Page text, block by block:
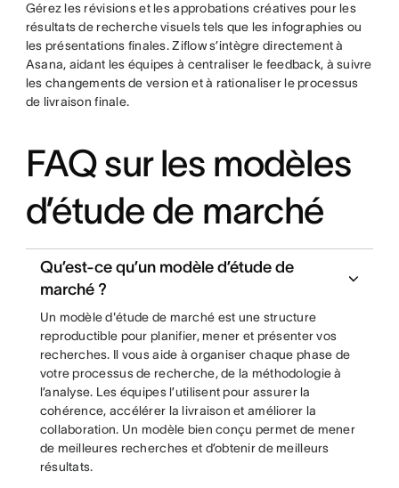
Gérez les révisions et les approbations créatives pour les
résultats de recherche visuels tels que les infographies ou
les présentations finales. Ziflow s’intègre directement à
Asana, aidant les équipes à centraliser le feedback, à suivre
les changements de version et à rationaliser le processus
de livraison finale.
FAQ sur les modèles
d’étude de marché
Qu’est-ce qu’un modèle d’étude de
marché ?
Un modèle d'étude de marché est une structure
reproductible pour planifier, mener et présenter vos
recherches. Il vous aide à organiser chaque phase de
votre processus de recherche, de la méthodologie à
l’analyse. Les équipes l’utilisent pour assurer la
cohérence, accélérer la livraison et améliorer la
collaboration. Un modèle bien conçu permet de mener
de meilleures recherches et d’obtenir de meilleurs
résultats.